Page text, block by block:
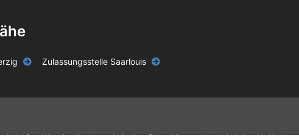
Zulassungsstelle Saarlouis